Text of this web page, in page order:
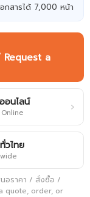
กสารได้ 7,000 หน้า
Request a
อนไลน์ ›
วไทย
นอราคา / สั่งซื้อ /
quote, order, or